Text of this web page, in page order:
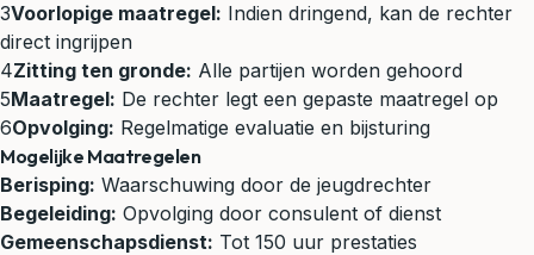
3Voorlopige maatregel: Indien dringend, kan de rechter
direct ingrijpen
4Zitting ten gronde: Alle partijen worden gehoord
5Maatregel: De rechter legt een gepaste maatregel op
6Opvolging: Regelmatige evaluatie en bijsturing
Mogelijke Maatregelen
Berisping: Waarschuwing door de jeugdrechter
Begeleiding: Opvolging door consulent of dienst
Gemeenschapsdienst: Tot 150 uur prestaties